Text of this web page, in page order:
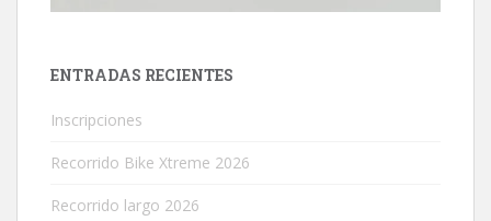
ENTRADAS RECIENTES
Inscripciones
Recorrido Bike Xtreme 2026
Recorrido largo 2026